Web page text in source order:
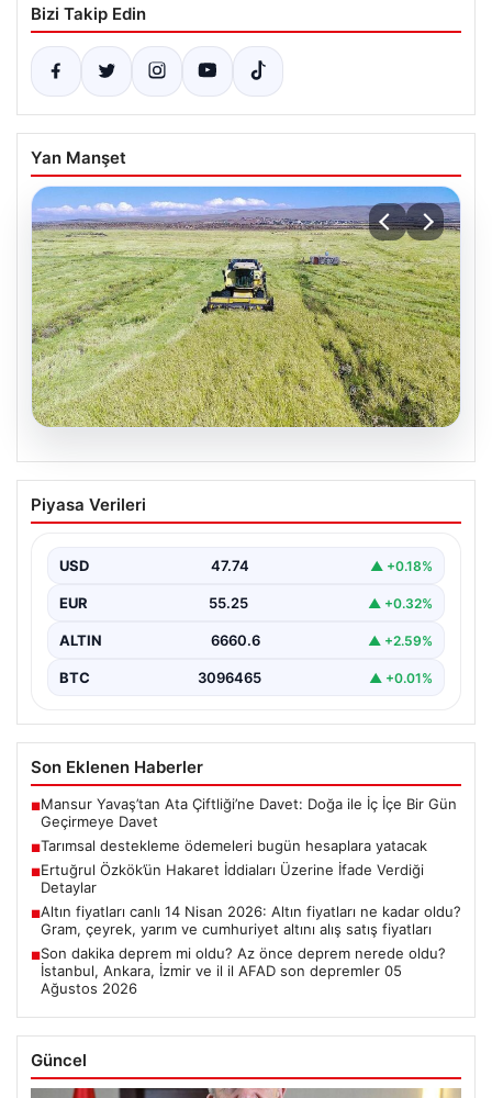
Bizi Takip Edin
Yan Manşet
07.08.2026
Tarımsal destekleme ödemeleri bugün
hesaplara yatacak
Piyasa Verileri
USD 47.74 ▲ +0.18%
EUR 55.25 ▲ +0.32%
ALTIN 6660.6 ▲ +2.59%
BTC 3096465 ▲ +0.01%
Son Eklenen Haberler
■Mansur Yavaş’tan Ata Çiftliği’ne Davet: Doğa ile İç İçe Bir Gün
Geçirmeye Davet
■Tarımsal destekleme ödemeleri bugün hesaplara yatacak
■Ertuğrul Özkök’ün Hakaret İddiaları Üzerine İfade Verdiği
Detaylar
■Altın fiyatları canlı 14 Nisan 2026: Altın fiyatları ne kadar oldu?
Gram, çeyrek, yarım ve cumhuriyet altını alış satış fiyatları
■Son dakika deprem mi oldu? Az önce deprem nerede oldu?
İstanbul, Ankara, İzmir ve il il AFAD son depremler 05
Ağustos 2026
Güncel